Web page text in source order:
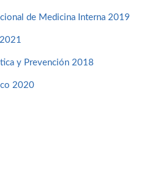
de Medicina Interna 2019
y Prevención 2018
2020